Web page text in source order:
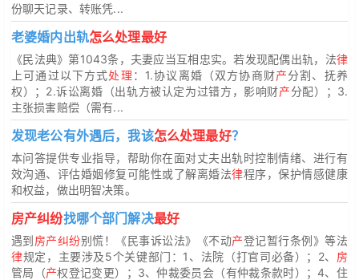
份聊天记录、转账凭...
老婆婚内出轨怎么处理最好
《民法典》第1043条，夫妻应当互相忠实。若发现配偶出轨，法律
上可通过以下方式处理 ：1.协议离婚（双方协商财产分割、抚养
权）；2.诉讼离婚（出轨方被认定为过错方，影响财产分配）；3.
主张损害赔偿（需有...
发现老公有外遇后，我该怎么处理最好？
本问答提供专业指导，帮助你在面对丈夫出轨时控制情绪、进行有
效沟通、评估婚姻修复可能性或了解离婚法律程序，保护情感健康
和权益，做出明智决策。
房产纠纷找哪个部门解决最好
遇到房产纠纷别慌！《民事诉讼法》《不动产登记暂行条例》等法
律规定，主要涉及5个关键部门：1、法院（打官司必备）；2、 房
管局（产权登记变更）；3、仲裁委员会（有仲裁条款时）；4、住